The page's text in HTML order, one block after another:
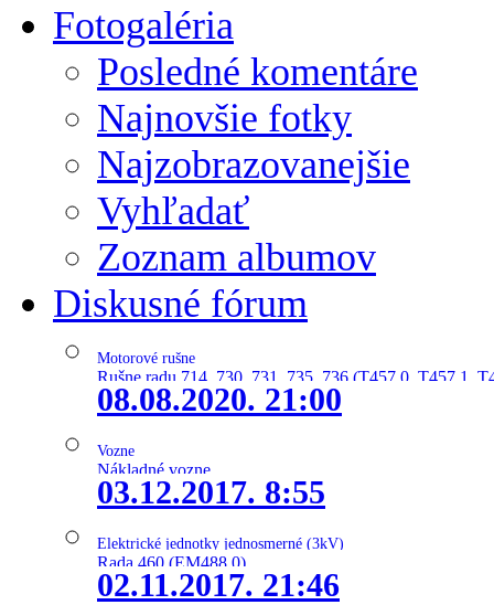
Fotogaléria
Posledné komentáre
Najnovšie fotky
Najzobrazovanejšie
Vyhľadať
Zoznam albumov
Diskusné fórum
Motorové rušne
Rušne radu 714, 730, 731, 735, 736 (T457.0, T457.1,
08.08.2020. 21:00
Vozne
Nákladné vozne
03.12.2017. 8:55
Elektrické jednotky jednosmerné (3kV)
Rada 460 (EM488.0)
02.11.2017. 21:46